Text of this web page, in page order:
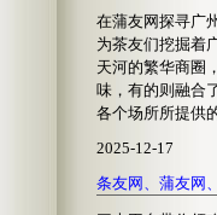
在蒲友网探寻广
为茶友们挖掘着
天河的繁华商圈
味，有的则融合
各个场所所提供
2025-12-17
条友网、蒲友网